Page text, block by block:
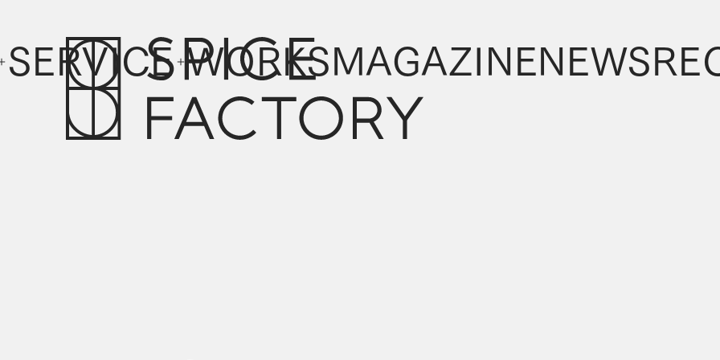
SERVICE
SERVICE
WORKS
WORKS
MAGAZINE
MAGAZINE
NEWS